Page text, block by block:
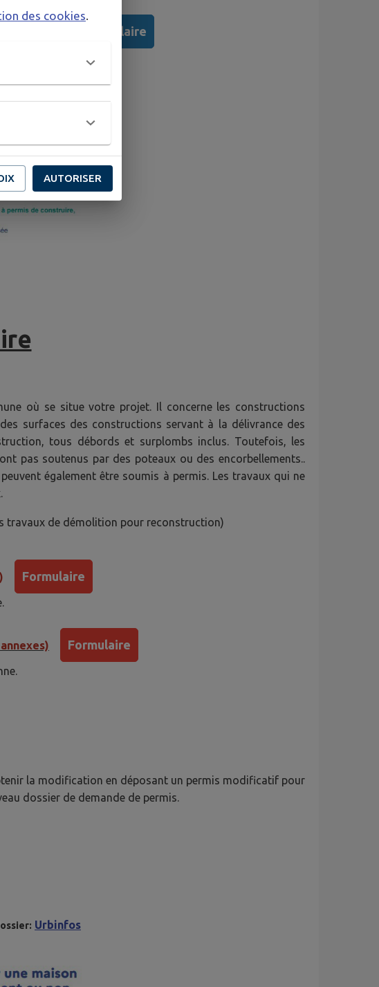
Formulaire
dossier:Urbinfos
où se situe votre projet. Il concerne les constructions
surfaces des constructions servant à la délivrance des
tous débords et surplombs inclus. Toutefois, les
pas soutenus par des poteaux ou des encorbellements..
également être soumis à permis. Les travaux qui ne
travaux de démolition pour reconstruction)
) Formulaire
Formulaire
la modification en déposant un permis modificatif pour
dossier de demande de permis.
Urbinfos
des cookies
AUTORISER